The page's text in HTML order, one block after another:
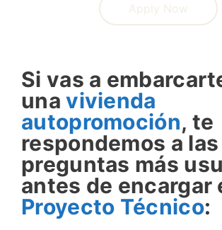
Apply Now
Si vas a
unavivienda
autopromoción, te
respondemos a las
preguntas más
antes de encargar
Proyecto Técnico: